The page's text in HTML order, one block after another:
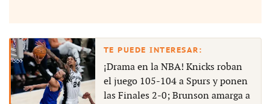
¡Drama en la NBA! Knicks roban
el juego 105-104 a Spurs y ponen
las Finales 2-0; Brunson amarga a